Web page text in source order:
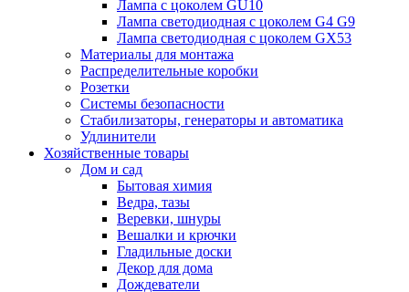
Лампа с цоколем GU10
Лампа светодиодная с цоколем G4 G9
Лампа светодиодная с цоколем GX53
Материалы для монтажа
Распределительные коробки
Розетки
Системы безопасности
Стабилизаторы, генераторы и автоматика
Удлинители
Хозяйственные товары
Дом и сад
Бытовая химия
Ведра, тазы
Веревки, шнуры
Вешалки и крючки
Гладильные доски
Декор для дома
Дождеватели